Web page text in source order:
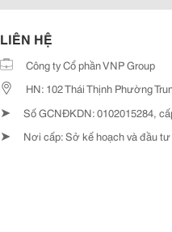
LIÊN HỆ
Công ty Cổ phần VNP Group
HN: 102 Thái Thịnh Phường
➤ Số GCNĐKDN: 0102015284,
➤ Nơi cấp: Sở kế hoạch và đầu